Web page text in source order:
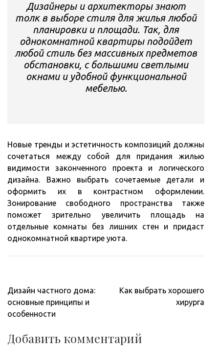
Дизайнеры и архитекторы знают
толк в выборе стиля для жилья любой
планировки и площади. Так, для
однокомнатной квартиры подойдет
любой стиль без массивных предметов
обстановки, с большими светлыми
окнами и удобной функциональной
мебелью.
Новые тренды и эстетичность композиций должны
сочетаться между собой для придания жилью
видимости законченного проекта и логического
дизайна. Важно выбрать сочетаемые детали и
оформить их в контрастном оформлении.
Зонирование свободного пространства также
поможет зрительно увеличить площадь на
отдельные комнаты без лишних стен и придаст
однокомнатной квартире уюта.
Навигация
по
записям
Дизайн частного дома:
основные принципы и
особенности
Как выбрать хорошего
хирурга
Добавить комментарий